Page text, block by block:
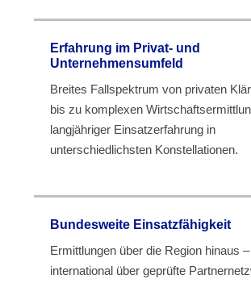
Erfahrung im Privat- und
Unternehmensumfeld
Breites Fallspektrum von privaten
bis zu komplexen
langjähriger Einsatzerfahrung in
unterschiedlichsten Konstellationen.
Bundesweite Einsatzfähigkeit
Ermittlungen über die Region hinaus
international über geprüfte